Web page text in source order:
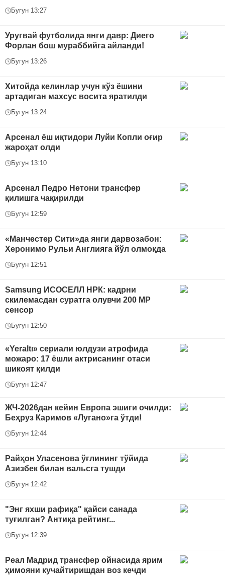
Бугун 13:27
Уругвай футболида янги давр: Диего
Форлан бош мураббийга айланди!
Бугун 13:26
Хитойда келинлар учун кўз ёшини
артадиган махсус восита яратилди
Бугун 13:24
Арсенал ёш иқтидори Луйи Копли оғир
жароҳат олди
Бугун 13:10
Арсенал Педро Нетони трансфер
қилишга чақирилди
Бугун 12:59
«Манчестер Сити»да янги дарвозабон:
Херонимо Рульи Англияга йўл олмоқда
Бугун 12:51
Samsung ИСОСEЛЛ HPК: кадрни
скилемасдан суратга олувчи 200 MP
сенсор
Бугун 12:50
«Yeraltı» сериали юлдузи атрофида
можаро: 17 ёшли актрисанинг отаси
шикоят қилди
Бугун 12:47
ЖЧ-2026дан кейин Европа эшиги очилди:
Беҳруз Каримов «Лугано»га ўтди!
Бугун 12:44
Райҳон Уласенова ўғлининг тўйида
Азизбек билан вальсга тушди
Бугун 12:42
"Энг яхши рафиқа" қайси санада
туғилган? Антиқа рейтинг...
Бугун 12:39
Реал Мадрид трансфер ойнасида ярим
ҳимояни кучайтиришдан воз кечди